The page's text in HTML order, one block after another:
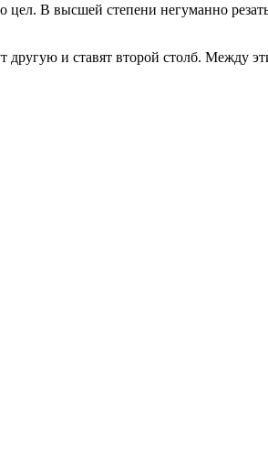
цел. В высшей степени негуманно
другую и ставят второй столб. Между